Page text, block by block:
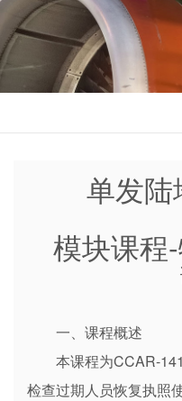
单发
模块课程
一、课程概述
本课程为CCAR-
检查过期人员恢复执照使